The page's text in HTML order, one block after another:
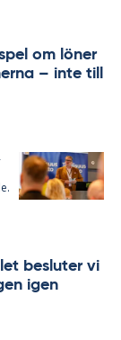
om lö­ner
– inte till
be­slu­ter vi
igen